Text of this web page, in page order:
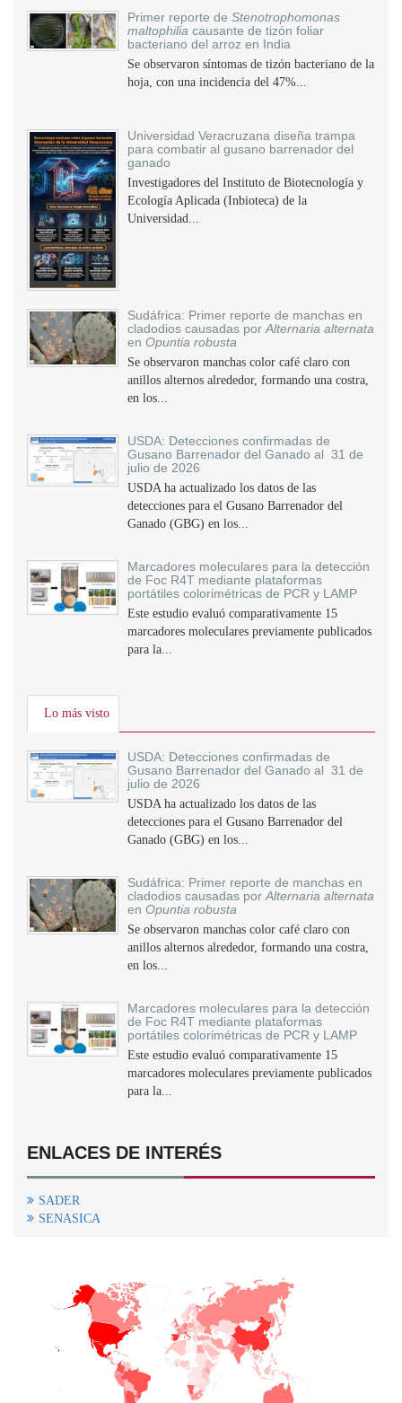
Primer reporte de Stenotrophomonas
maltophilia causante de tizón foliar
bacteriano del arroz en India
Se observaron síntomas de tizón bacteriano de la
hoja, con una incidencia del 47%...
Universidad Veracruzana diseña trampa
para combatir al gusano barrenador del
ganado
Investigadores del Instituto de Biotecnología y
Ecología Aplicada (Inbioteca) de la
Universidad...
Sudáfrica: Primer reporte de manchas en
cladodios causadas por Alternaria alternata
en Opuntia robusta
Se observaron manchas color café claro con
anillos alternos alrededor, formando una costra,
en los...
USDA: Detecciones confirmadas de
Gusano Barrenador del Ganado al 31 de
julio de 2026
USDA ha actualizado los datos de las
detecciones para el Gusano Barrenador del
Ganado (GBG) en los...
Marcadores moleculares para la detección
de Foc R4T mediante plataformas
portátiles colorimétricas de PCR y LAMP
Este estudio evaluó comparativamente 15
marcadores moleculares previamente publicados
para la...
Lo más visto
USDA: Detecciones confirmadas de
Gusano Barrenador del Ganado al 31 de
julio de 2026
USDA ha actualizado los datos de las
detecciones para el Gusano Barrenador del
Ganado (GBG) en los...
Sudáfrica: Primer reporte de manchas en
cladodios causadas por Alternaria alternata
en Opuntia robusta
Se observaron manchas color café claro con
anillos alternos alrededor, formando una costra,
en los...
Marcadores moleculares para la detección
de Foc R4T mediante plataformas
portátiles colorimétricas de PCR y LAMP
Este estudio evaluó comparativamente 15
marcadores moleculares previamente publicados
para la...
ENLACES DE INTERÉS
SADER
SENASICA